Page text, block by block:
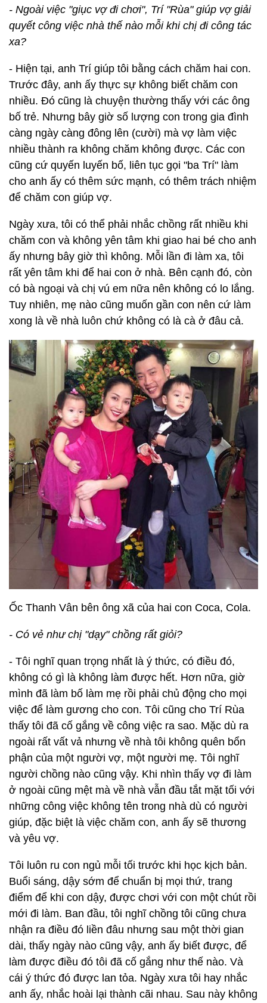
- Ngoài việc "giục vợ đi chơi", Trí "Rùa" giúp vợ giải
quyết công việc nhà thế nào mỗi khi chị đi công tác
xa?
- Hiện tại, anh Trí giúp tôi bằng cách chăm hai con.
Trước đây, anh ấy thực sự không biết chăm con
nhiều. Đó cũng là chuyện thường thấy với các ông
bố trẻ. Nhưng bây giờ số lượng con trong gia đình
càng ngày càng đông lên (cười) mà vợ làm việc
nhiều thành ra không chăm không được. Các con
cũng cứ quyến luyến bố, liên tục gọi "ba Trí" làm
cho anh ấy có thêm sức mạnh, có thêm trách nhiệm
để chăm con giúp vợ.
Ngày xưa, tôi có thể phải nhắc chồng rất nhiều khi
chăm con và không yên tâm khi giao hai bé cho anh
ấy nhưng bây giờ thì không. Mỗi lần đi làm xa, tôi
rất yên tâm khi để hai con ở nhà. Bên cạnh đó, còn
có bà ngoại và chị vú em nữa nên không có lo lắng.
Tuy nhiên, mẹ nào cũng muốn gần con nên cứ làm
xong là về nhà luôn chứ không có là cà ở đâu cả.
Ốc Thanh Vân bên ông xã của hai con Coca, Cola.
- Có vẻ như chị "dạy" chồng rất giỏi?
- Tôi nghĩ quan trọng nhất là ý thức, có điều đó,
không có gì là không làm được hết. Hơn nữa, giờ
mình đã làm bố làm mẹ rồi phải chủ động cho mọi
việc để làm gương cho con. Tôi cũng cho Trí Rùa
thấy tôi đã cố gắng về công việc ra sao. Mặc dù ra
ngoài rất vất vả nhưng về nhà tôi không quên bổn
phận của một người vợ, một người mẹ. Tôi nghĩ
người chồng nào cũng vậy. Khi nhìn thấy vợ đi làm
ở ngoài cũng mệt mà về nhà vẫn đầu tắt mặt tối với
những công việc không tên trong nhà dù có người
giúp, đặc biệt là việc chăm con, anh ấy sẽ thương
và yêu vợ.
Tôi luôn ru con ngủ mỗi tối trước khi học kịch bản.
Buổi sáng, dậy sớm để chuẩn bị mọi thứ, trang
điểm để khi con dậy, được chơi với con một chút rồi
mới đi làm. Ban đầu, tôi nghĩ chồng tôi cũng chưa
nhận ra điều đó liền đâu nhưng sau một thời gian
dài, thấy ngày nào cũng vậy, anh ấy biết được, để
làm được điều đó tôi đã cố gắng như thế nào. Và
cái ý thức đó được lan tỏa. Ngày xưa tôi hay nhắc
anh ấy, nhắc hoài lại thành cãi nhau. Sau này không